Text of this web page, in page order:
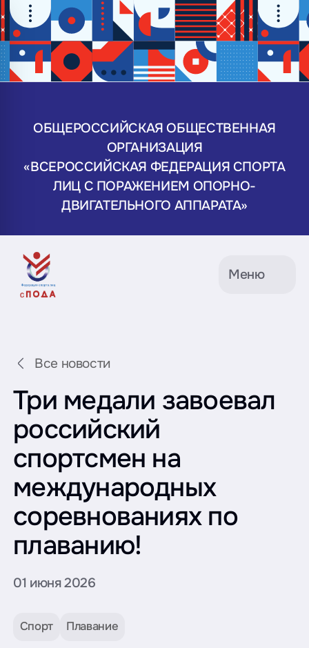
ОБЩЕРОССИЙСКАЯ ОБЩЕСТВЕННАЯ
ОРГАНИЗАЦИЯ
«ВСЕРОССИЙСКАЯ ФЕДЕРАЦИЯ СПОРТА
ЛИЦ С ПОРАЖЕНИЕМ ОПОРНО-
ДВИГАТЕЛЬНОГО АППАРАТА»
Меню
Все новости
Три медали завоевал
российский
спортсмен на
международных
соревнованиях по
плаванию!
01 июня 2026
Спорт Плавание